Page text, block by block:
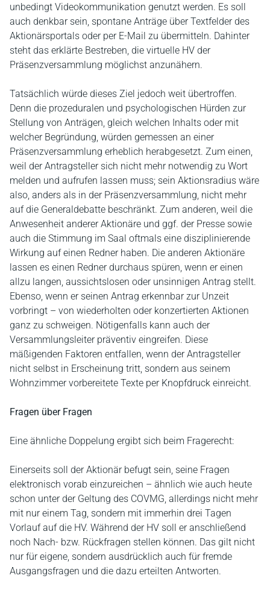
unbedingt Videokommunikation genutzt werden. Es soll
auch denkbar sein, spontane Anträge über Textfelder des
Aktionärsportals oder per E-Mail zu übermitteln. Dahinter
steht das erklärte Bestreben, die virtuelle HV der
Präsenzversammlung möglichst anzunähern.
Tatsächlich würde dieses Ziel jedoch weit übertroffen.
Denn die prozeduralen und psychologischen Hürden zur
Stellung von Anträgen, gleich welchen Inhalts oder mit
welcher Begründung, würden gemessen an einer
Präsenzversammlung erheblich herabgesetzt. Zum einen,
weil der Antragsteller sich nicht mehr notwendig zu Wort
melden und aufrufen lassen muss; sein Aktionsradius wäre
also, anders als in der Präsenzversammlung, nicht mehr
auf die Generaldebatte beschränkt. Zum anderen, weil die
Anwesenheit anderer Aktionäre und ggf. der Presse sowie
auch die Stimmung im Saal oftmals eine disziplinierende
Wirkung auf einen Redner haben. Die anderen Aktionäre
lassen es einen Redner durchaus spüren, wenn er einen
allzu langen, aussichtslosen oder unsinnigen Antrag stellt.
Ebenso, wenn er seinen Antrag erkennbar zur Unzeit
vorbringt – von wiederholten oder konzertierten Aktionen
ganz zu schweigen. Nötigenfalls kann auch der
Versammlungsleiter präventiv eingreifen. Diese
mäßigenden Faktoren entfallen, wenn der Antragsteller
nicht selbst in Erscheinung tritt, sondern aus seinem
Wohnzimmer vorbereitete Texte per Knopfdruck einreicht.
Fragen über Fragen
Eine ähnliche Doppelung ergibt sich beim Fragerecht:
Einerseits soll der Aktionär befugt sein, seine Fragen
elektronisch vorab einzureichen – ähnlich wie auch heute
schon unter der Geltung des COVMG, allerdings nicht mehr
mit nur einem Tag, sondern mit immerhin drei Tagen
Vorlauf auf die HV. Während der HV soll er anschließend
noch Nach- bzw. Rückfragen stellen können. Das gilt nicht
nur für eigene, sondern ausdrücklich auch für fremde
Ausgangsfragen und die dazu erteilten Antworten.